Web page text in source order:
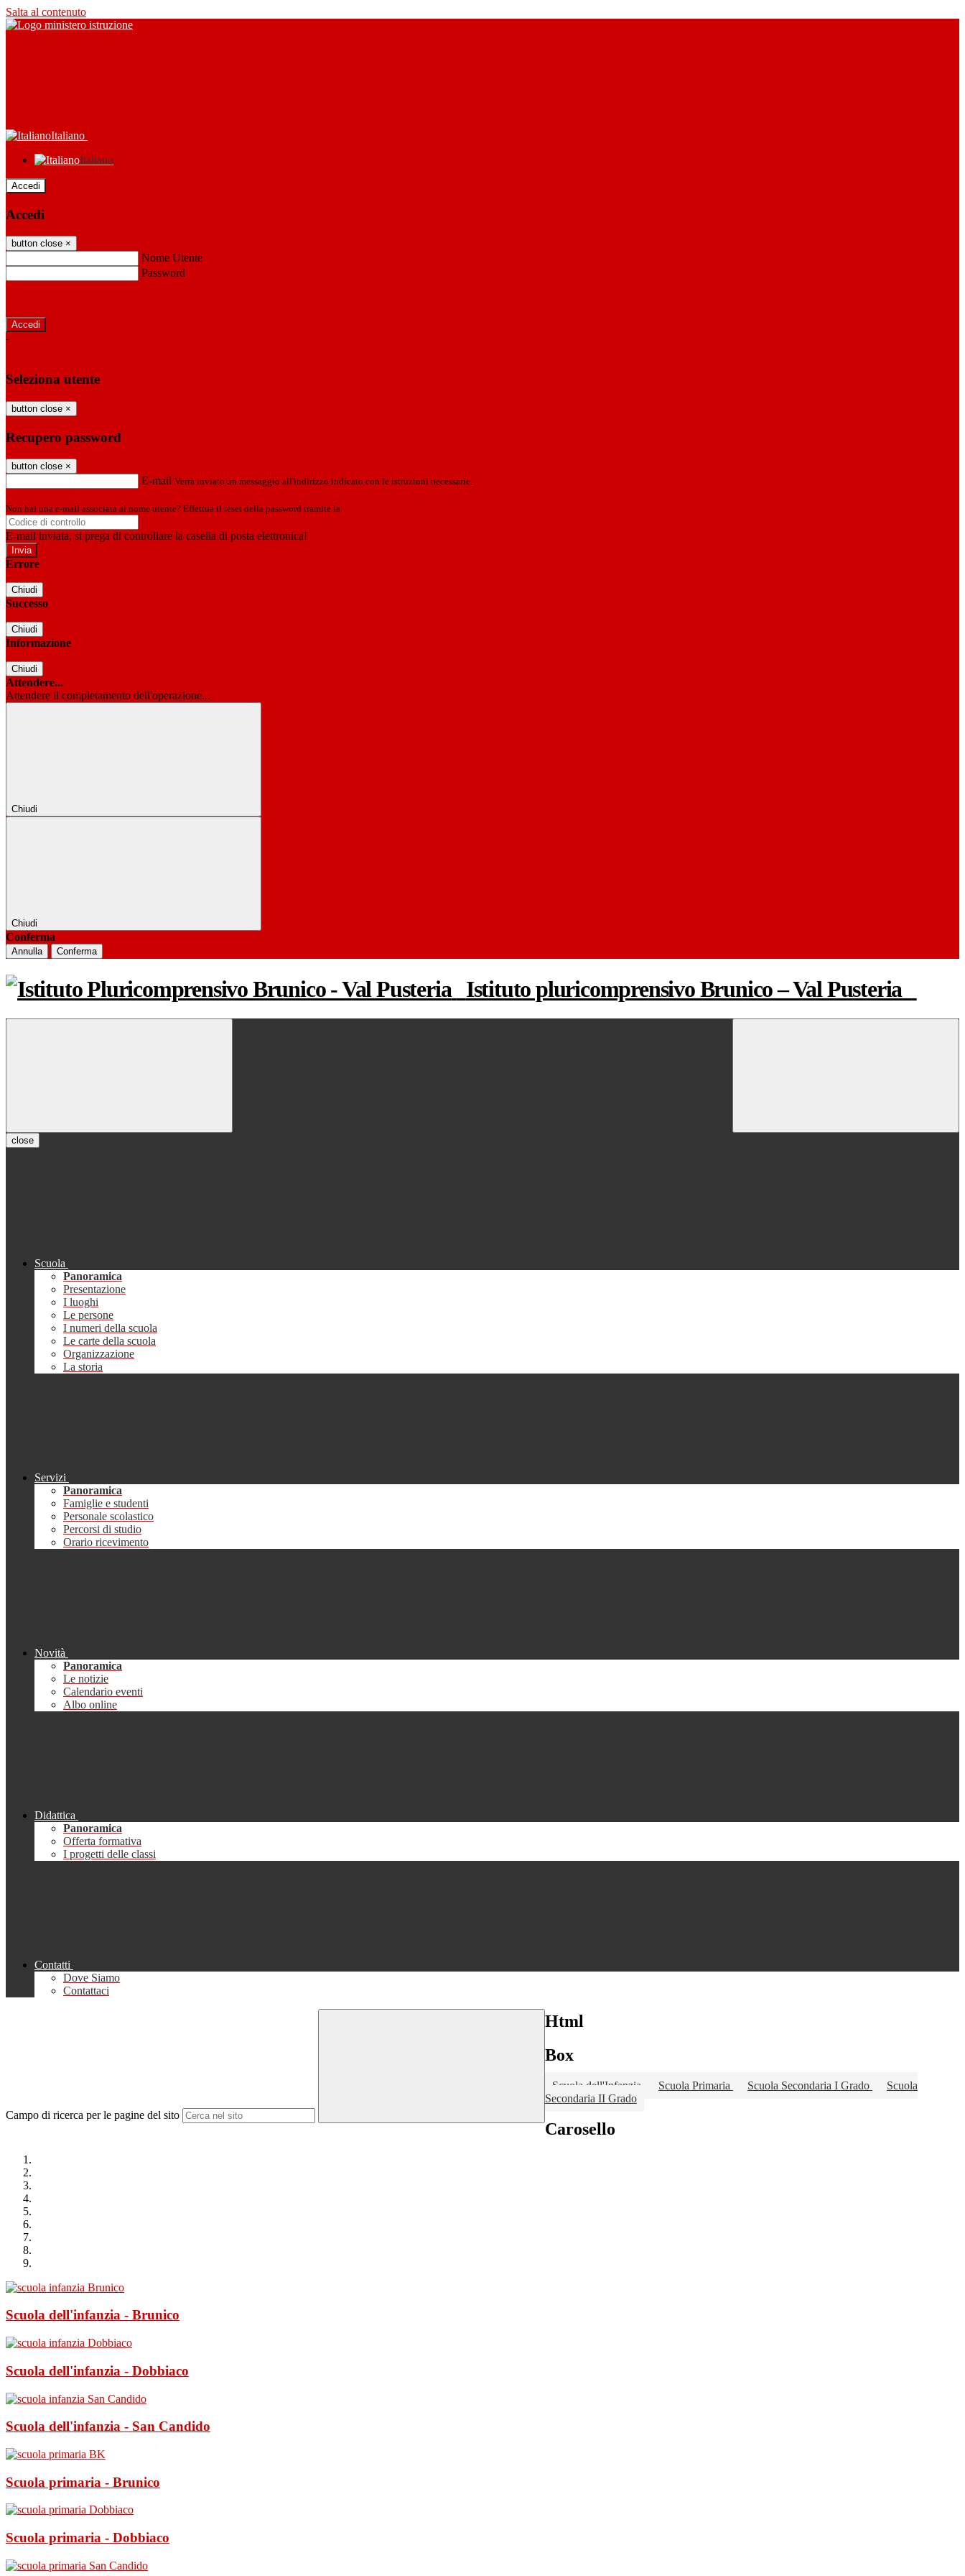
Salta al contenuto
Italiano
Italiano
Accedi
Accedi
button close ×
Nome Utente
Password
-
Seleziona utente
button close ×
Recupero password
button close ×
E-mail Verrà inviato un messaggio all'indirizzo indicato con le istruzioni necessarie.
Non hai una e-mail associata al nome utente? Effettua il reset della password tramite la
E-mail inviata, si prega di controllare la casella di posta elettronica!
Errore
Chiudi
Successo
Chiudi
Informazione
Chiudi
Attendere...
Attendere il completamento dell'operazione...
Chiudi
Chiudi
Conferma
Annulla Conferma
Istituto pluricomprensivo Brunico – Val Pusteria
close
Scuola
Panoramica
Presentazione
I luoghi
Le persone
I numeri della scuola
Le carte della scuola
Organizzazione
La storia
Servizi
Panoramica
Famiglie e studenti
Personale scolastico
Percorsi di studio
Orario ricevimento
Novità
Panoramica
Le notizie
Calendario eventi
Albo online
Didattica
Panoramica
Offerta formativa
I progetti delle classi
Contatti
Dove Siamo
Contattaci
Campo di ricerca per le pagine del sito
Html
Box
Scuola dell'Infanzia Scuola Primaria Scuola Secondaria I Grado
Scuola
Secondaria II Grado
Carosello
Scuola dell'infanzia - Brunico
Scuola dell'infanzia - Dobbiaco
Scuola dell'infanzia - San Candido
Scuola primaria - Brunico
Scuola primaria - Dobbiaco